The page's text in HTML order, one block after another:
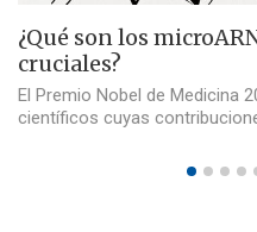
¿Qué son los
cruciales?
El Premio Nobel de Medicina
científicos cuyas